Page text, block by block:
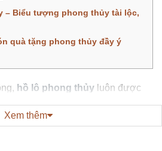
– Biểu tượng phong thủy tài lộc,
quà tặng phong thủy đầy ý
hồ lô phong thủy luôn được
tự nhiên
thủy mà còn trở thành một vật
Xem thêm